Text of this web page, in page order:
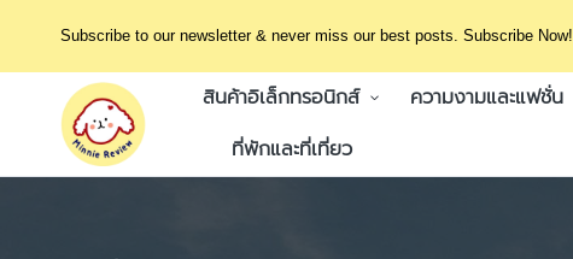
Subscribe to our newsletter & never miss our best posts. Subscribe Now!
สินค้าอิเล็กทรอนิกส์ ความงามและแฟชั่น
ที่พักและที่เที่ยว